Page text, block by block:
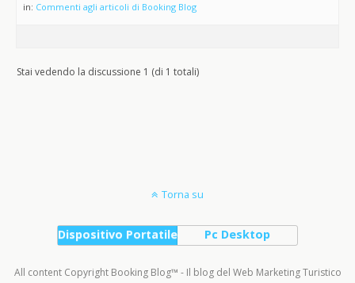
in: Commenti agli articoli di Booking Blog
Stai vedendo la discussione 1 (di 1 totali)
Torna su
Dispositivo Portatile Pc Desktop
All content Copyright Booking Blog™ - Il blog del Web Marketing Turistico